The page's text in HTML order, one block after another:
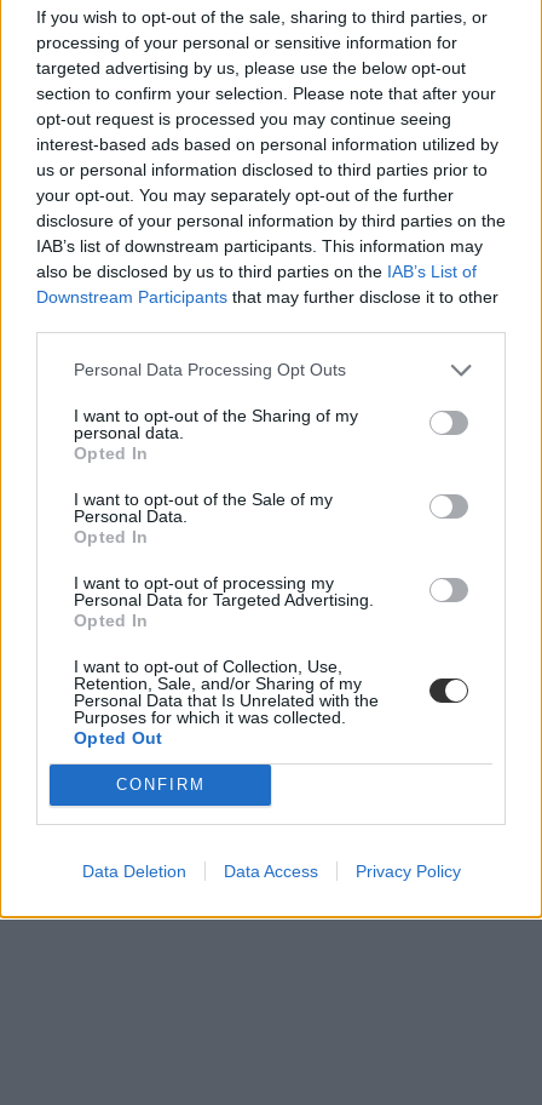
If you wish to opt-out of the sale, sharing to third parties, or
processing of your personal or sensitive information for
targeted advertising by us, please use the below opt-out
section to confirm your selection. Please note that after your
opt-out request is processed you may continue seeing
interest-based ads based on personal information utilized by
us or personal information disclosed to third parties prior to
your opt-out. You may separately opt-out of the further
disclosure of your personal information by third parties on the
IAB’s list of downstream participants. This information may
also be disclosed by us to third parties on the IAB’s List of
Downstream Participants that may further disclose it to other
Personal Data Processing Opt Outs
I want to opt-out of the Sharing of my
personal data.
Opted In
I want to opt-out of the Sale of my
Personal Data.
Opted In
I want to opt-out of processing my
Personal Data for Targeted Advertising.
Opted In
I want to opt-out of Collection, Use,
Retention, Sale, and/or Sharing of my
Personal Data that Is Unrelated with the
Purposes for which it was collected.
Opted Out
CONFIRM
Data Deletion Data Access Privacy Policy
KSH
Központi Statisztikai Hivatal
napistat
általános iskolai tanárok száma